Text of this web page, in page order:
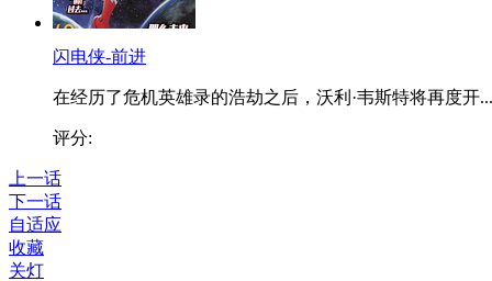
闪电侠-前进
在经历了危机英雄录的浩劫之后，沃利·韦斯特将再度开...
评分:
上一话
下一话
自适应
收藏
关灯